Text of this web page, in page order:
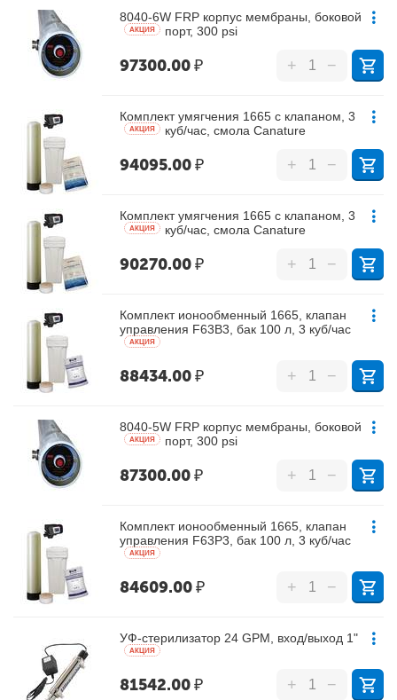
8040-6W FRP корпус мембраны, боковой
порт, 300 psi
AКЦИЯ
97300.00₽ + −
Комплект умягчения 1665 с клапаном, 3
куб/час, смола Canature
AКЦИЯ
94095.00₽ + −
Комплект умягчения 1665 с клапаном, 3
куб/час, смола Canature
AКЦИЯ
90270.00₽ + −
Комплект ионообменный 1665, клапан
управления F63B3, бак 100 л, 3 куб/час
AКЦИЯ
88434.00₽ + −
8040-5W FRP корпус мембраны, боковой
порт, 300 psi
AКЦИЯ
87300.00₽ + −
Комплект ионообменный 1665, клапан
управления F63P3, бак 100 л, 3 куб/час
AКЦИЯ
84609.00₽ + −
УФ-стерилизатор 24 GPM, вход/выход 1"
AКЦИЯ
81542.00₽ + −